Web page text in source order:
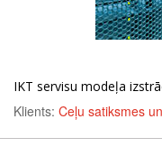
IKT servisu modeļa
Klients: Ceļu satiksmes